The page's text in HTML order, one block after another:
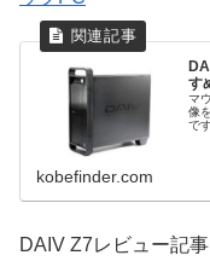
す
マ
像
で
す
kobefinder.com
DAIV Z7レビュー記事